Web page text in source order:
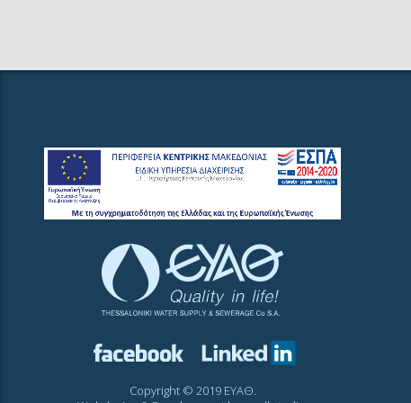
γενική διευθύντρια
Copyright © 2019 ΕΥΑΘ.